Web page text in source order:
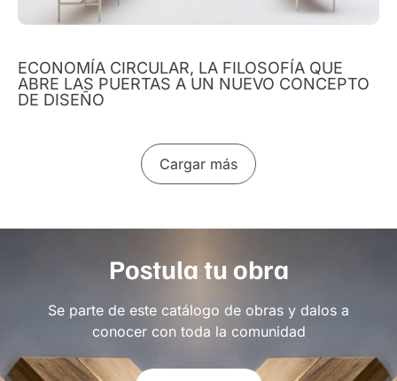
ECONOMÍA CIRCULAR, LA FILOSOFÍA QUE
ABRE LAS PUERTAS A UN NUEVO CONCEPTO
DE DISEÑO
Cargar más
Postula tu obra
Se parte de este catálogo de obras y dalos a
conocer con toda la comunidad